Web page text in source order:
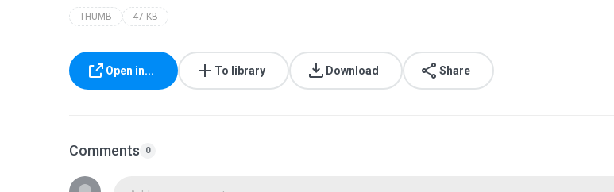
THUMB 47 KB
Open in... To library Download Share
Comments 0